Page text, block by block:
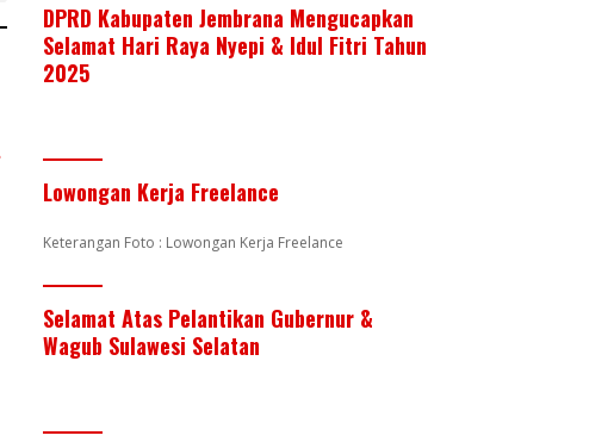
DPRD Kabupaten Jembrana Mengucapkan
Selamat Hari Raya Nyepi & Idul Fitri Tahun
2025
Lowongan Kerja Freelance
Keterangan Foto : Lowongan Kerja Freelance
Selamat Atas Pelantikan Gubernur &
Wagub Sulawesi Selatan